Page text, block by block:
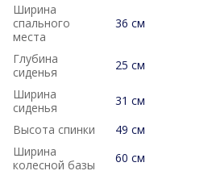
Ширина
спального
места
36 см
Глубина
сиденья
25 см
Ширина
сиденья
31 см
Высота спинки
49 см
Ширина
колесной базы
60 см